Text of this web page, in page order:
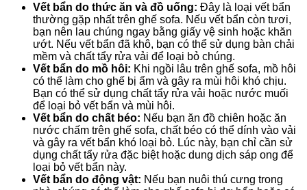
Vết bẩn do thức ăn và đồ uống: Đây là loại vết bẩn
thường gặp nhất trên ghế sofa. Nếu vết bẩn còn tươi,
bạn nên lau chúng ngay bằng giấy vệ sinh hoặc khăn
ướt. Nếu vết bẩn đã khô, bạn có thể sử dụng bàn chải
mềm và chất tẩy rửa vải để loại bỏ chúng.
Vết bẩn do mồ hôi: Khi ngồi lâu trên ghế sofa, mồ hôi
có thể làm cho ghế bị ẩm và gây ra mùi hôi khó chịu.
Bạn có thể sử dụng chất tẩy rửa vải hoặc nước muối
để loại bỏ vết bẩn và mùi hôi.
Vết bẩn do chất béo: Nếu bạn ăn đồ chiên hoặc ăn
nước chấm trên ghế sofa, chất béo có thể dính vào vải
và gây ra vết bẩn khó loại bỏ. Lúc này, bạn chỉ cần sử
dụng chất tẩy rửa đặc biệt hoặc dung dịch sáp ong để
loại bỏ vết bẩn này.
Vết bẩn do động vật: Nếu bạn nuôi thú cưng trong